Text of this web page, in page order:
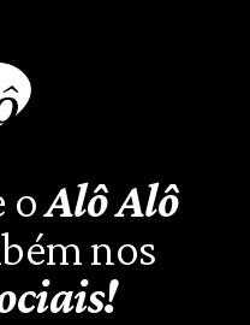
oAlô Alô
nos